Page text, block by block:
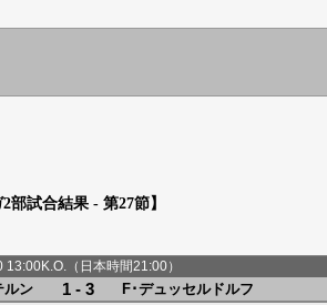
部試合結果 - 第27節】
13:00K.O.（日本時間21:00）
ルン 1 - 3 F･デュッセルドルフ